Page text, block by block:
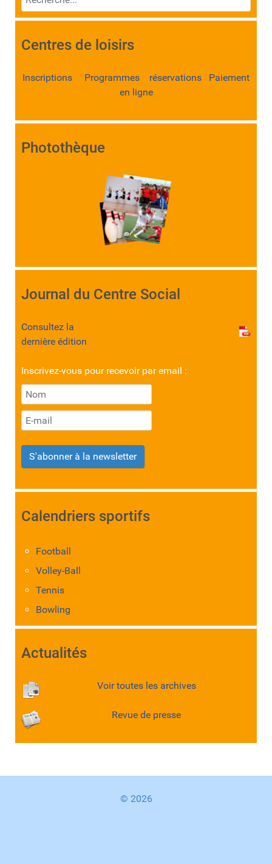
Centres de loisirs
Inscriptions Programmes réservations Paiement
en ligne
Photothèque
Journal du Centre Social
Consultez la
dernière édition
Inscrivez-vous pour recevoir par email :
S'abonner à la newsletter
Calendriers sportifs
Football
Volley-Ball
Tennis
Bowling
Actualités
Voir toutes les archives
Revue de presse
© 2026